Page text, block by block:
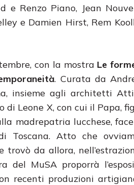
e Renzo Piano, Jean
e Damien Hirst, Rem
con la mostra Le
. Curata da
insieme agli architetti
di Leone X, con cui il Papa,
madrepatria lucchese,
Toscana. Atto che
trovò da allora,
MuSA proporrà
recenti produzioni